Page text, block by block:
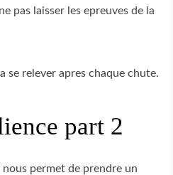
pas laisser les epreuves de la
se relever apres chaque chute.
part 2
permet de prendre un